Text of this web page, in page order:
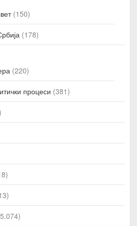
(150)
(178)
(220)
процеси (381)